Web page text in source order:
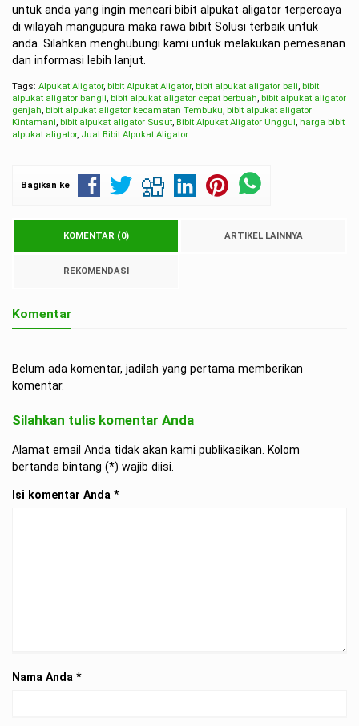
untuk anda yang ingin mencari bibit alpukat aligator terpercaya
di wilayah mangupura maka rawa bibit Solusi terbaik untuk
anda. Silahkan menghubungi kami untuk melakukan pemesanan
dan informasi lebih lanjut.
Tags: Alpukat Aligator, bibit Alpukat Aligator, bibit alpukat aligator bali, bibit
alpukat aligator bangli, bibit alpukat aligator cepat berbuah, bibit alpukat aligator
genjah, bibit alpukat aligator kecamatan Tembuku, bibit alpukat aligator
Kintamani, bibit alpukat aligator Susut, Bibit Alpukat Aligator Unggul, harga bibit
alpukat aligator, Jual Bibit Alpukat Aligator
Bagikan ke
KOMENTAR (0) ARTIKEL LAINNYA
REKOMENDASI
Komentar
Belum ada komentar, jadilah yang pertama memberikan
komentar.
Silahkan tulis komentar Anda
Alamat email Anda tidak akan kami publikasikan. Kolom
bertanda bintang (*) wajib diisi.
Isi komentar Anda *
Nama Anda *